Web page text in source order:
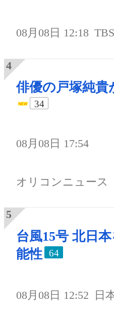
08月08日 12:18
俳優の戸塚純貴
34
08月08日 17:54
オリコンニュース
台風15号 北日
能性
64
08月08日 12:52 日